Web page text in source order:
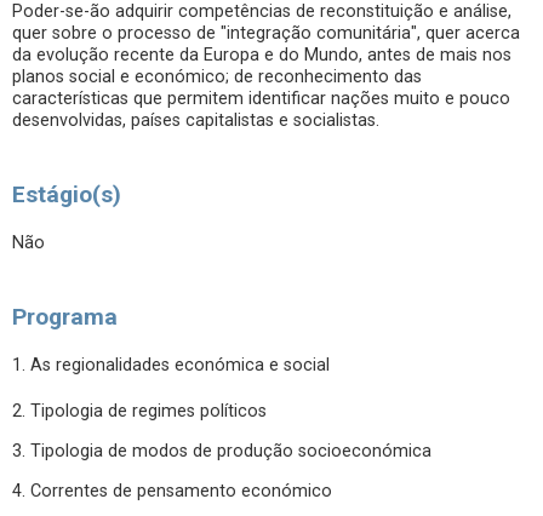
Poder-se-ão adquirir competências de reconstituição e análise,
quer sobre o processo de "integração comunitária", quer acerca
da evolução recente da Europa e do Mundo, antes de mais nos
planos social e económico; de reconhecimento das
características que permitem identificar nações muito e pouco
desenvolvidas, países capitalistas e socialistas.
Estágio(s)
Não
Programa
1. As regionalidades económica e social
2. Tipologia de regimes políticos
3. Tipologia de modos de produção socioeconómica
4. Correntes de pensamento económico